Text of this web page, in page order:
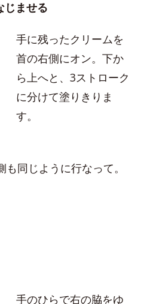
ませる
手に残ったクリームを
首の右側にオン。下か
ら上へと、3ストローク
に分けて塗りきりま
す。
同じように行なって。
手のひらで右の脇をゆ